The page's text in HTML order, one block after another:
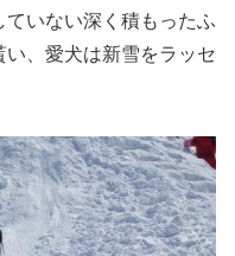
いない深く積もったふ
、愛犬は新雪をラッセ